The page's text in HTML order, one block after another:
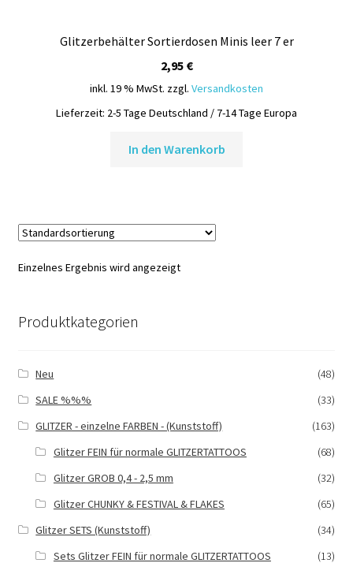
Glitzerbehälter Sortierdosen Minis leer 7 er
2,95 €
inkl. 19 % MwSt. zzgl. Versandkosten
Lieferzeit: 2-5 Tage Deutschland / 7-14 Tage Europa
In den Warenkorb
Einzelnes Ergebnis wird angezeigt
Produktkategorien
Neu
(48)
SALE %%%
(33)
GLITZER - einzelne FARBEN - (Kunststoff)
(163)
Glitzer FEIN für normale GLITZERTATTOOS
(68)
Glitzer GROB 0,4 - 2,5 mm
(32)
Glitzer CHUNKY & FESTIVAL & FLAKES
(65)
Glitzer SETS (Kunststoff)
(34)
Sets Glitzer FEIN für normale GLITZERTATTOOS
(13)